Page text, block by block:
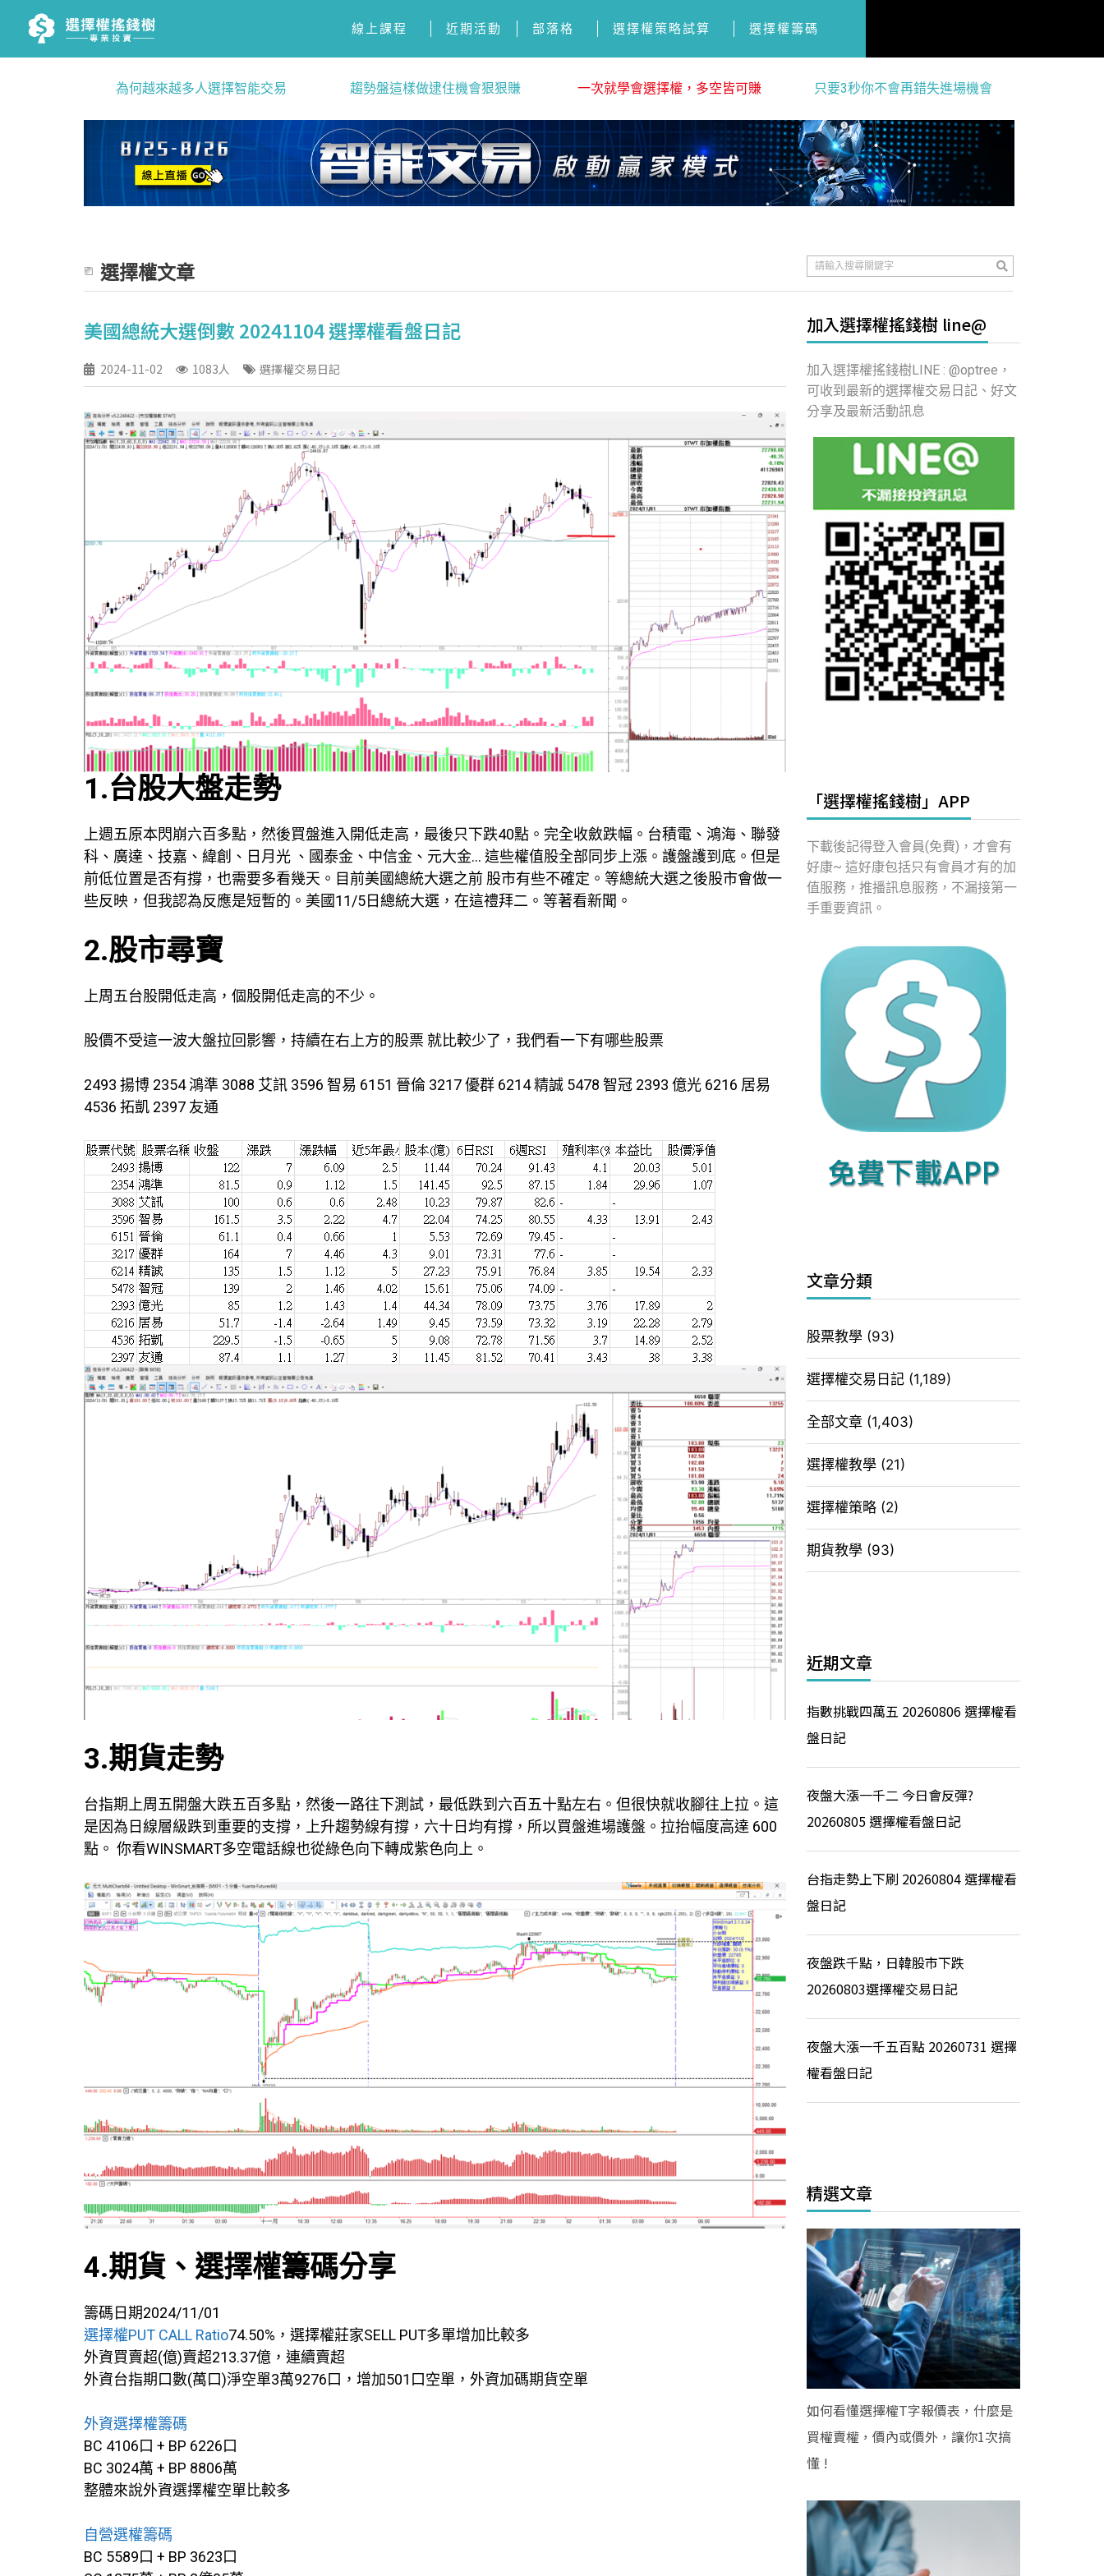
線上課程 近期活動 部落格 選擇權策略試算 選擇權籌碼
為何越來越多人選擇智能交易 趨勢盤這樣做逮住機會狠狠賺 一次就學會選擇權，多空皆可賺 只要3秒你不會再錯失進場機會
選擇權文章
美國總統大選倒數 20241104 選擇權看盤日記
2024-11-02 1083人 選擇權交易日記
1.台股大盤走勢
上週五原本閃崩六百多點，然後買盤進入開低走高，最後只下跌40點。完全收斂跌幅。台積電、鴻海、聯發
科、廣達、技嘉、緯創、日月光 、國泰金、中信金、元大金… 這些權值股全部同步上漲。護盤護到底。但是
前低位置是否有撐，也需要多看幾天。目前美國總統大選之前 股市有些不確定。等總統大選之後股市會做一
些反映，但我認為反應是短暫的。美國11/5日總統大選，在這禮拜二。等著看新聞。
2.股市尋寶
上周五台股開低走高，個股開低走高的不少。
股價不受這一波大盤拉回影響，持續在右上方的股票 就比較少了，我們看一下有哪些股票
2493 揚博 2354 鴻準 3088 艾訊 3596 智易 6151 晉倫 3217 優群 6214 精誠 5478 智冠 2393 億光 6216 居易
4536 拓凱 2397 友通
3.期貨走勢
台指期上周五開盤大跌五百多點，然後一路往下測試，最低跌到六百五十點左右。但很快就收腳往上拉。這
是因為日線層級跌到重要的支撐，上升趨勢線有撐，六十日均有撐，所以買盤進場護盤。拉抬幅度高達 600
點。 你看WINSMART多空電話線也從綠色向下轉成紫色向上。
4.期貨、選擇權籌碼分享
籌碼日期2024/11/01
選擇權PUT CALL Ratio74.50%，選擇權莊家SELL PUT多單增加比較多
外資買賣超(億)賣超213.37億，連續賣超
外資台指期口數(萬口)淨空單3萬9276口，增加501口空單，外資加碼期貨空單
外資選擇權籌碼
BC 4106口 + BP 6226口
BC 3024萬 + BP 8806萬
整體來說外資選擇權空單比較多
自營選權籌碼
BC 5589口 + BP 3623口
加入選擇權搖錢樹 line@
加入選擇權搖錢樹LINE : @optree，
可收到最新的選擇權交易日記、好文
分享及最新活動訊息
「選擇權搖錢樹」APP
下載後記得登入會員(免費)，才會有
好康~ 這好康包括只有會員才有的加
值服務，推播訊息服務，不漏接第一
手重要資訊。
文章分類
股票教學 (93)
選擇權交易日記 (1,189)
全部文章 (1,403)
選擇權教學 (21)
選擇權策略 (2)
期貨教學 (93)
近期文章
指數挑戰四萬五 20260806 選擇權看
盤日記
夜盤大漲一千二 今日會反彈?
20260805 選擇權看盤日記
台指走勢上下刷 20260804 選擇權看
盤日記
夜盤跌千點，日韓股市下跌
20260803選擇權交易日記
夜盤大漲一千五百點 20260731 選擇
權看盤日記
精選文章
如何看懂選擇權T字報價表，什麼是
買權賣權，價內或價外，讓你1次搞
懂 !